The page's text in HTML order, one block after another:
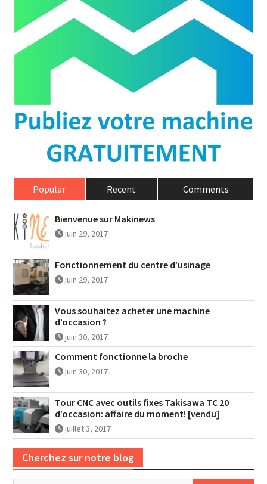
Popular Recent Comments
Bienvenue sur Makinews
juin 29, 2017
Fonctionnement du centre d’usinage
juin 29, 2017
Vous souhaitez acheter une machine
d’occasion ?
juin 30, 2017
Comment fonctionne la broche
juin 30, 2017
Tour CNC avec outils fixes Takisawa TC 20
d’occasion: affaire du moment! [vendu]
juillet 3, 2017
Cherchez sur notre blog